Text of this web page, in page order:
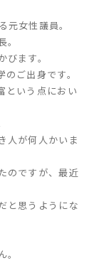
女性議員。
ます。
ご出身です。
という点におい
人が何人かいま
のですが、最近
と思うようにな